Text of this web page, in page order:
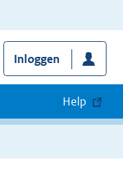
Inloggen
Help